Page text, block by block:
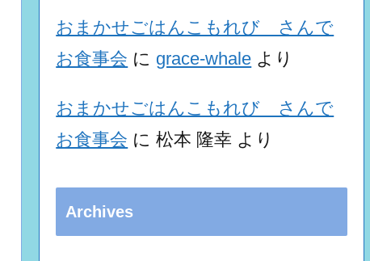
おまかせごはんこもれび さんで
お食事会 に grace-whale より
おまかせごはんこもれび さんで
お食事会 に松本 隆幸 より
Archives